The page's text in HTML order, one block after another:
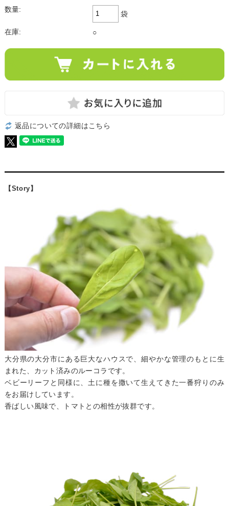
数量:
袋
在庫: ○
返品についての詳細はこちら
【Story】
大分県の大分市にある巨大なハウスで、細やかな管理のもとに生
まれた、カット済みのルーコラです。
ベビーリーフと同様に、土に種を撒いて生えてきた一番狩りのみ
をお届けしています。
香ばしい風味で、トマトとの相性が抜群です。